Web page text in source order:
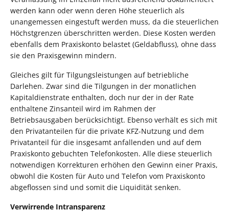
werden kann oder wenn deren Höhe steuerlich als
unangemessen eingestuft werden muss, da die steuerlichen
Höchstgrenzen überschritten werden. Diese Kosten werden
ebenfalls dem Praxiskonto belastet (Geldabfluss), ohne dass
sie den Praxisgewinn mindern.
Gleiches gilt für Tilgungsleistungen auf betriebliche
Darlehen. Zwar sind die Tilgungen in der monatlichen
Kapitaldienstrate enthalten, doch nur der in der Rate
enthaltene Zinsanteil wird im Rahmen der
Betriebsausgaben berücksichtigt. Ebenso verhält es sich mit
den Privatanteilen für die private KFZ-Nutzung und dem
Privatanteil für die insgesamt anfallenden und auf dem
Praxiskonto gebuchten Telefonkosten. Alle diese steuerlich
notwendigen Korrekturen erhöhen den Gewinn einer Praxis,
obwohl die Kosten für Auto und Telefon vom Praxiskonto
abgeflossen sind und somit die Liquidität senken.
Verwirrende Intransparenz